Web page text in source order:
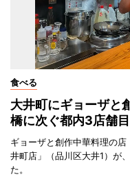
食べる
大井町にギョーザ
橋に次ぐ都内3店舗目
ギョーザと創作中華料理の
井町店」（品川区大井1）が
た。